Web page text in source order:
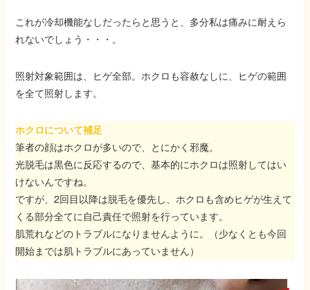
これが冷却機能なしだったらと思うと、多分私は痛みに耐えら
れないでしょう・・・。
照射対象範囲は、ヒゲ全部。ホクロも容赦なしに、ヒゲの範囲
を全て照射します。
ホクロについて補足
筆者の顔はホクロが多いので、とにかく邪魔。
光脱毛は黒色に反応するので、基本的にホクロは照射してはい
けないんですね。
ですが、2回目以降は脱毛を優先し、ホクロも含めヒゲが生えて
くる部分全てに自己責任で照射を行っています。
肌荒れなどのトラブルになりませんように。（少なくとも今回
開始までは肌トラブルにあっていません）